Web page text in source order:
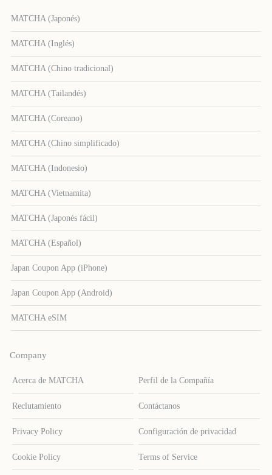
MATCHA (Japonés)
MATCHA (Inglés)
MATCHA (Chino tradicional)
MATCHA (Tailandés)
MATCHA (Coreano)
MATCHA (Chino simplificado)
MATCHA (Indonesio)
MATCHA (Vietnamita)
MATCHA (Japonés fácil)
MATCHA (Español)
Japan Coupon App (iPhone)
Japan Coupon App (Android)
MATCHA eSIM
Company
Acerca de MATCHA Perfil de la Compañía
Reclutamiento Contáctanos
Privacy Policy Configuración de privacidad
Cookie Policy Terms of Service